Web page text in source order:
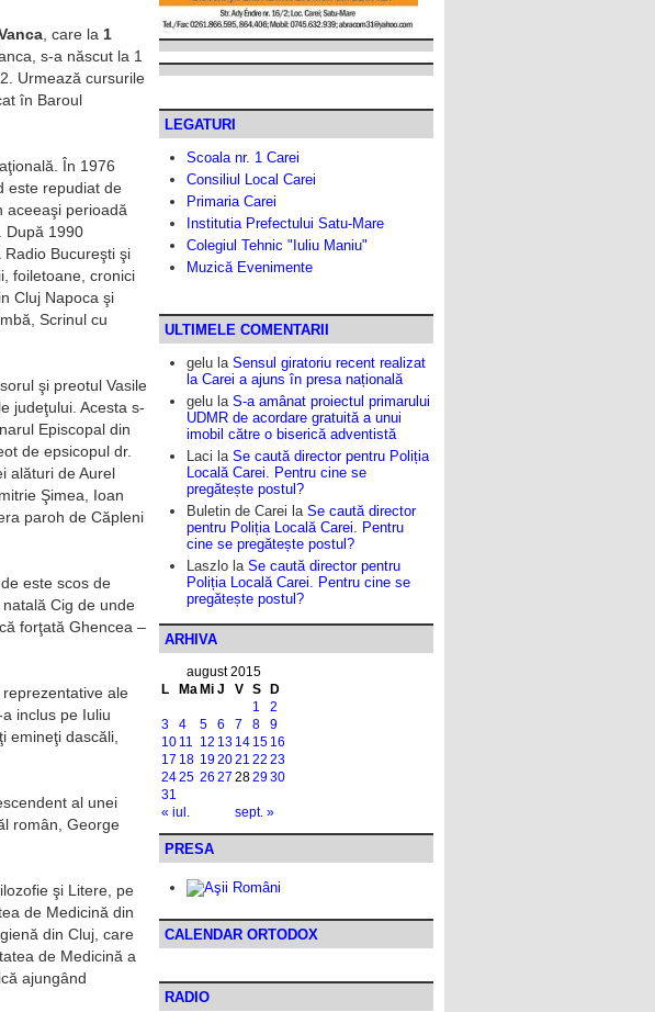
, care la 1
s-a născut la 1
Urmează cursurile
în Baroul
În 1976
este repudiat de
aceeaşi perioadă
După 1990
Bucureşti şi
foiletoane, cronici
Cluj Napoca şi
Scrinul cu
şi preotul Vasile
judeţului. Acesta s-
Episcopal din
de epsicopul dr.
alături de Aurel
Şimea, Ioan
paroh de Căpleni
este scos de
Cig de unde
forţată Ghencea –
ale
inclus pe Iuliu
emineţi dascăli,
al unei
român, George
şi Litere, pe
de Medicină din
din Cluj, care
de Medicină a
ajungând
LEGATURI
Scoala nr. 1 Carei
Consiliul Local Carei
Primaria Carei
Institutia Prefectului Satu-Mare
Colegiul Tehnic "Iuliu Maniu"
Muzică Evenimente
ULTIMELE COMENTARII
gelu la Sensul giratoriu recent realizat
la Carei a ajuns în presa națională
gelu la S-a amânat proiectul primarului
UDMR de acordare gratuită a unui
imobil către o biserică adventistă
Laci la Se caută director pentru Poliția
Locală Carei. Pentru cine se
pregătește postul?
Buletin de Carei la Se caută director
pentru Poliția Locală Carei. Pentru
cine se pregătește postul?
Laszlo la Se caută director pentru
Poliția Locală Carei. Pentru cine se
pregătește postul?
ARHIVA
august 2015
L
Ma Mi J V S D
« iul. sept. »
1
2
3
4 5 6 7 8
9
10 11 12 13 14 15 16
17 18 192021 22 23
2425 26 27 282930
31
PRESA
CALENDAR ORTODOX
RADIO